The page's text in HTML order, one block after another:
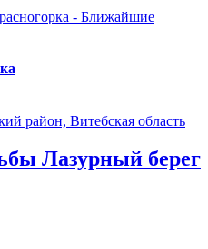
район, Витебская область
Лазурный берег